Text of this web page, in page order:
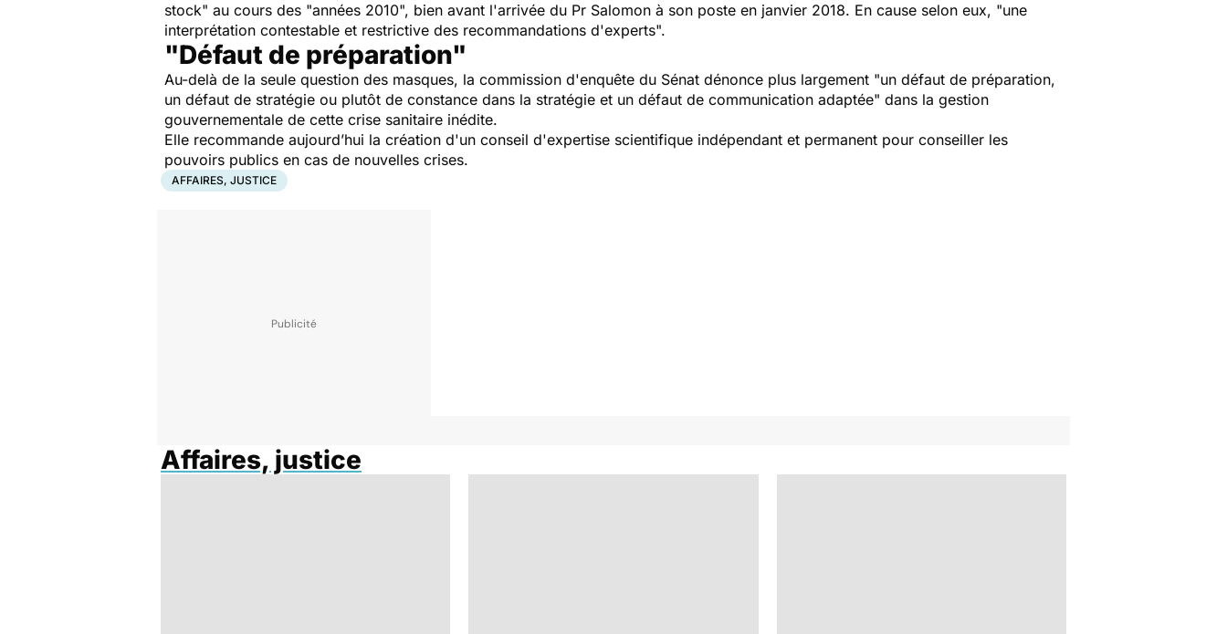
stock" au cours des "années 2010", bien avant l'arrivée du Pr Salomon à son poste en janvier 2018. En cause selon eux, "une
interprétation contestable et restrictive des recommandations d'experts".
"Défaut de préparation"
Au-delà de la seule question des masques, la commission d'enquête du Sénat dénonce plus largement "un défaut de préparation,
un défaut de stratégie ou plutôt de constance dans la stratégie et un défaut de communication adaptée" dans la gestion
gouvernementale de cette crise sanitaire inédite.
Elle recommande aujourd’hui la création d'un conseil d'expertise scientifique indépendant et permanent pour conseiller les
pouvoirs publics en cas de nouvelles crises.
AFFAIRES, JUSTICE
Affaires, justice